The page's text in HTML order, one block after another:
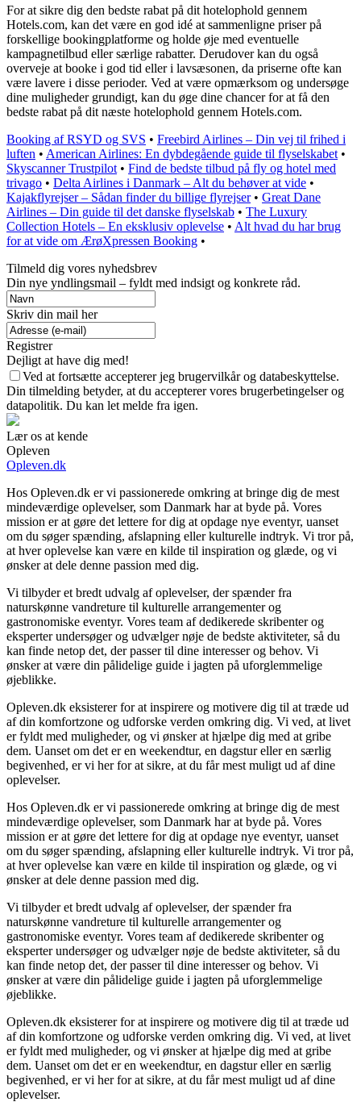
For at sikre dig den bedste rabat på dit hotelophold gennem
Hotels.com, kan det være en god idé at sammenligne priser på
forskellige bookingplatforme og holde øje med eventuelle
kampagnetilbud eller særlige rabatter. Derudover kan du også
overveje at booke i god tid eller i lavsæsonen, da priserne ofte kan
være lavere i disse perioder. Ved at være opmærksom og undersøge
dine muligheder grundigt, kan du øge dine chancer for at få den
bedste rabat på dit næste hotelophold gennem Hotels.com.
Booking af RSYD og SVS • Freebird Airlines – Din vej til frihed i
luften • American Airlines: En dybdegående guide til flyselskabet •
Skyscanner Trustpilot • Find de bedste tilbud på fly og hotel med
trivago • Delta Airlines i Danmark – Alt du behøver at vide •
Kajakflyrejser – Sådan finder du billige flyrejser• Great Dane
Airlines – Din guide til det danske flyselskab • The Luxury
Collection Hotels – En eksklusiv oplevelse • Alt hvad du har brug
for at vide om ÆrøXpressen Booking •
Tilmeld dig vores nyhedsbrev
Din nye yndlingsmail – fyldt med indsigt og konkrete råd.
Skriv din mail her
Registrer
Dejligt at have dig med!
Ved at fortsætte accepterer jeg brugervilkår og databeskyttelse.
Din tilmelding betyder, at du accepterer vores brugerbetingelser og
datapolitik. Du kan let melde fra igen.
Lær os at kende
Opleven
Opleven.dk
Hos Opleven.dk er vi passionerede omkring at bringe dig de mest
mindeværdige oplevelser, som Danmark har at byde på. Vores
mission er at gøre det lettere for dig at opdage nye eventyr, uanset
om du søger spænding, afslapning eller kulturelle indtryk. Vi tror på,
at hver oplevelse kan være en kilde til inspiration og glæde, og vi
ønsker at dele denne passion med dig.
Vi tilbyder et bredt udvalg af oplevelser, der spænder fra
naturskønne vandreture til kulturelle arrangementer og
gastronomiske eventyr. Vores team af dedikerede skribenter og
eksperter undersøger og udvælger nøje de bedste aktiviteter, så du
kan finde netop det, der passer til dine interesser og behov. Vi
ønsker at være din pålidelige guide i jagten på uforglemmelige
øjeblikke.
Opleven.dk eksisterer for at inspirere og motivere dig til at træde ud
af din komfortzone og udforske verden omkring dig. Vi ved, at livet
er fyldt med muligheder, og vi ønsker at hjælpe dig med at gribe
dem. Uanset om det er en weekendtur, en dagstur eller en særlig
begivenhed, er vi her for at sikre, at du får mest muligt ud af dine
oplevelser.
Hos Opleven.dk er vi passionerede omkring at bringe dig de mest
mindeværdige oplevelser, som Danmark har at byde på. Vores
mission er at gøre det lettere for dig at opdage nye eventyr, uanset
om du søger spænding, afslapning eller kulturelle indtryk. Vi tror på,
at hver oplevelse kan være en kilde til inspiration og glæde, og vi
ønsker at dele denne passion med dig.
Vi tilbyder et bredt udvalg af oplevelser, der spænder fra
naturskønne vandreture til kulturelle arrangementer og
gastronomiske eventyr. Vores team af dedikerede skribenter og
eksperter undersøger og udvælger nøje de bedste aktiviteter, så du
kan finde netop det, der passer til dine interesser og behov. Vi
ønsker at være din pålidelige guide i jagten på uforglemmelige
øjeblikke.
Opleven.dk eksisterer for at inspirere og motivere dig til at træde ud
af din komfortzone og udforske verden omkring dig. Vi ved, at livet
er fyldt med muligheder, og vi ønsker at hjælpe dig med at gribe
dem. Uanset om det er en weekendtur, en dagstur eller en særlig
begivenhed, er vi her for at sikre, at du får mest muligt ud af dine
oplevelser.